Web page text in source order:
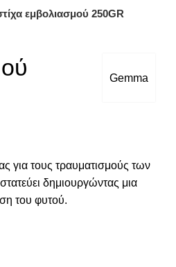
εμβολιασμού 250GR
Gemma
για τους τραυματισμούς των
δημιουργώντας μια
του φυτού.